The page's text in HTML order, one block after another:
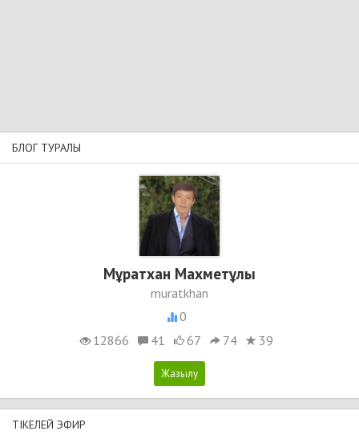
БЛОГ ТУРАЛЫ
Мұратхан Махметұлы
muratkhan
0
12866
41 67 74 39
ТІКЕЛЕЙ ЭФИР